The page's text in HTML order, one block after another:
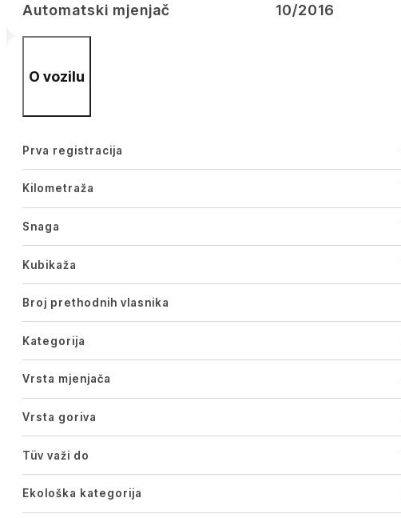
Automatski mjenjač 10/2016
O vozilu
Prva registracija
Kilometraža
Snaga
Kubikaža
Broj prethodnih vlasnika
Kategorija
Vrsta mjenjača
Vrsta goriva
Tüv važi do
Ekološka kategorija